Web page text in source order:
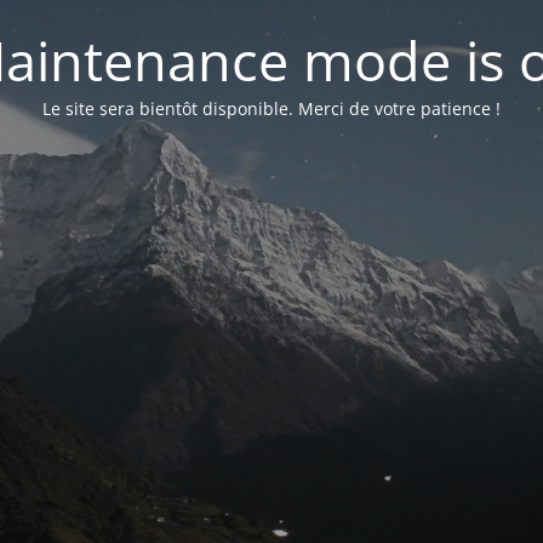
mode is
Le site sera bientôt disponible. Merci de votre patience !